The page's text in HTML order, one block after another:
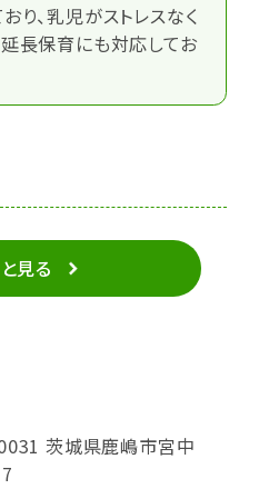
り、乳児がストレスなく
長保育にも対応してお
見る
茨城県鹿嶋市宮中